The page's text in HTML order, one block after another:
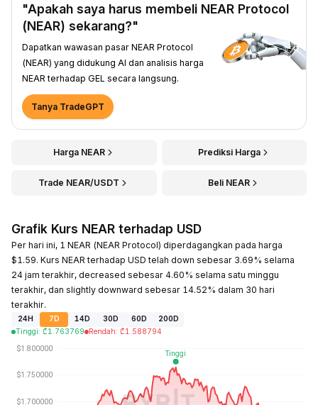
"Apakah saya harus membeli NEAR Protocol
(NEAR) sekarang?"
Dapatkan wawasan pasar NEAR Protocol
(NEAR) yang didukung AI dan analisis harga
NEAR terhadap GEL secara langsung.
Tanya TradeGPT
Harga NEAR Prediksi Harga
Trade NEAR/USDT Beli NEAR
Grafik Kurs NEAR terhadap USD
Per hari ini, 1 NEAR (NEAR Protocol) diperdagangkan pada harga
$1.59. Kurs NEAR terhadap USD telah down sebesar 3.69% selama
24 jam terakhir, decreased sebesar 4.60% selama satu minggu
terakhir, dan slightly downward sebesar 14.52% dalam 30 hari
terakhir.
24H 7D 14D 30D 60D
200D
Tinggi: ₾1.763769 Rendah: ₾1.588794